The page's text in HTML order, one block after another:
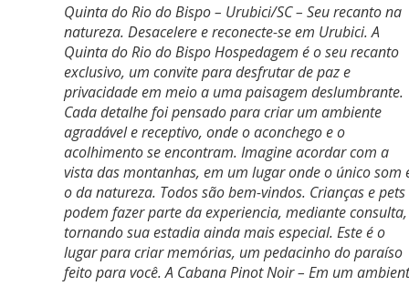
Quinta do Rio do Bispo – Urubici/SC – Seu recanto na
natureza. Desacelere e reconecte-se em Urubici. A
Quinta do Rio do Bispo Hospedagem é o seu recanto
exclusivo, um convite para desfrutar de paz e
privacidade em meio a uma paisagem deslumbrante.
Cada detalhe foi pensado para criar um ambiente
agradável e receptivo, onde o aconchego e o
acolhimento se encontram. Imagine acordar com a
vista das montanhas, em um lugar onde o único som
o da natureza. Todos são bem-vindos. Crianças e pets
podem fazer parte da experiencia, mediante consulta,
tornando sua estadia ainda mais especial. Este é o
lugar para criar memórias, um pedacinho do paraíso
feito para você. A Cabana Pinot Noir – Em um